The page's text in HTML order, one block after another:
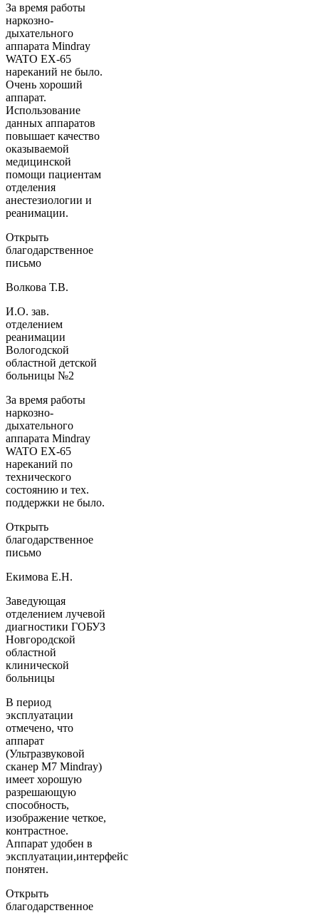
За время работы
наркозно-
дыхательного
аппарата Mindray
WATO EX-65
нареканий не было.
Очень хороший
аппарат.
Использование
данных аппаратов
повышает качество
оказываемой
медицинской
помощи пациентам
отделения
анестезиологии и
реанимации.
Открыть
благодарственное
письмо
Волкова Т.В.
И.О. зав.
отделением
реанимации
Вологодской
областной детской
больницы №2
За время работы
наркозно-
дыхательного
аппарата Mindray
WATO EX-65
нареканий по
технического
состоянию и тех.
поддержки не было.
Открыть
благодарственное
письмо
Екимова Е.Н.
Заведующая
отделением лучевой
диагностики ГОБУЗ
Новгородской
областной
клинической
больницы
В период
эксплуатации
отмечено, что
аппарат
(Ультразвуковой
сканер М7 Mindray)
имеет хорошую
разрешающую
способность,
изображение четкое,
контрастное.
Аппарат удобен в
эксплуатации,интерфейс
понятен.
Открыть
благодарственное